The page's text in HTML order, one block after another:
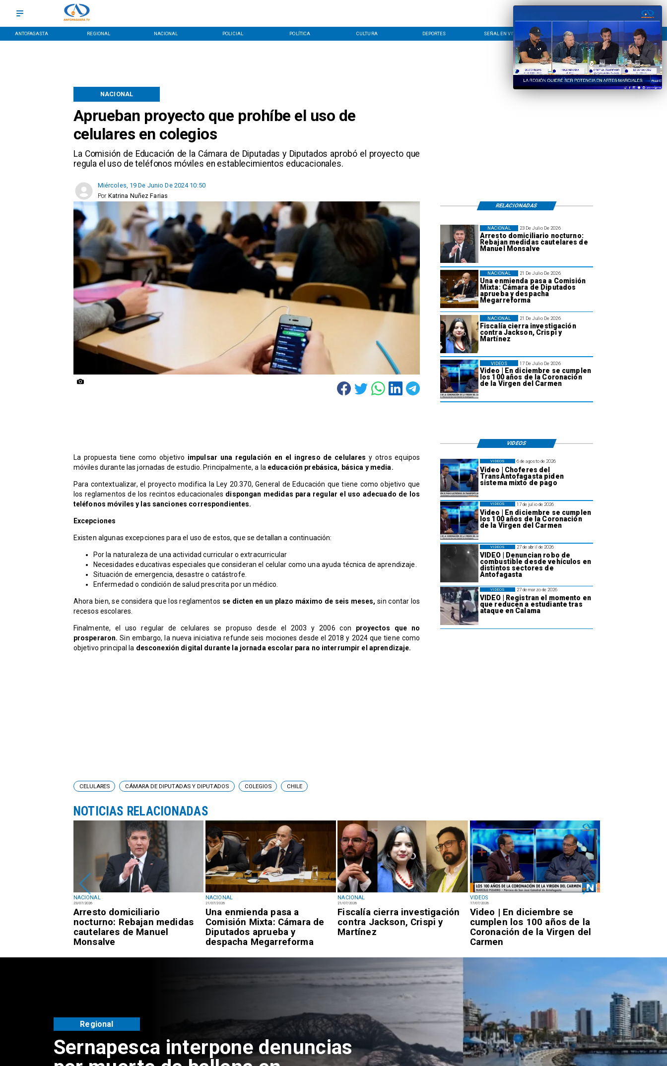
ANTOFAGASTA REGIONAL NACIONAL POLICIAL POLÍTICA CULTURA DEPORTES SEÑAL EN VIVO CONTACTO LÍNEA EDITORIAL
Aprueban proyecto que prohíbe el uso de
celulares en colegios
La Comisión de Educación de la Cámara de Diputadas y Diputados aprobó el proyecto que
regula el uso de teléfonos móviles en establecimientos educacionales.
NACIONAL
Miércoles, 19 De Junio De 2024 10:50
Katrina Nuñez Farias
Por
23 De Julio De 2026
Arresto domiciliario nocturno:
Rebajan medidas cautelares de
Manuel Monsalve
NACIONAL
21 De Julio De 2026
Una enmienda pasa a Comisión
Mixta: Cámara de Diputados
aprueba y despacha
Megarreforma
NACIONAL
21 De Julio De 2026
Fiscalía cierra investigación
contra Jackson, Crispi y
Martínez
NACIONAL
17 De Julio De 2026
Video | En diciembre se cumplen
los 100 años de la Coronación
de la Virgen del Carmen
VIDEOS
RELACIONADAS
La propuesta tiene como objetivo impulsar una regulación en el ingreso de celularesy otros equipos
móviles durante las jornadas de estudio. Principalmente, a la educación prebásica, básica y media.
Para contextualizar, el proyecto modifica la Ley 20.370, General de Educación que tiene como objetivo que
los reglamentos de los recintos educacionales dispongan medidas para regular el uso adecuado de los
teléfonos móviles y las sanciones correspondientes.
Excepciones
Existen algunas excepciones para el uso de estos, que se detallan a continuación:
Por la naturaleza de una actividad curricular o extracurricular
Necesidades educativas especiales que consideran el celular como una ayuda técnica de aprendizaje.
Situación de emergencia, desastre o catástrofe.
Enfermedad o condición de salud prescrita por un médico.
​Ahora bien, se considera que los reglamentos se dicten en un plazo máximo de seis meses, sin contar los
recesos escolares.
Finalmente, el uso regular de celulares se propuso desde el 2003 y 2006 con proyectos que no
prosperaron.Sin embargo, la nueva iniciativa refunde seis mociones desde el 2018 y 2024 que tiene como
objetivo principal la desconexión digital durante la jornada escolar para no interrumpir el aprendizaje.
VIDEOS
6 de agosto de 2026
Video | Choferes del
TransAntofagasta piden
sistema mixto de pago
VIDEOS
17 de julio de 2026
Video | En diciembre se cumplen
los 100 años de la Coronación
de la Virgen del Carmen
VIDEOS
27 de abril de 2026
VIDEO | Denuncian robo de
combustible desde vehículos en
distintos sectores de
Antofagasta
VIDEOS
27 de marzo de 2026
VIDEO | Registran el momento en
que reducen a estudiante tras
ataque en Calama
VIDEOS
NACIONAL
23/07/2026
Arresto domiciliario
nocturno: Rebajan medidas
cautelares de Manuel
Monsalve
NACIONAL
21/07/2026
Una enmienda pasa a
Comisión Mixta: Cámara de
Diputados aprueba y
despacha Megarreforma
NACIONAL
21/07/2026
Fiscalía cierra investigación
contra Jackson, Crispi y
Martínez
VIDEOS
17/07/2026
Video | En diciembre se
cumplen los 100 años de la
Coronación de la Virgen del
Carmen
CELULARES CÁMARA DE DIPUTADAS Y DIPUTADOS COLEGIOS CHILE
NOTICIAS RELACIONADAS
Sernapesca interpone denuncias
Regional